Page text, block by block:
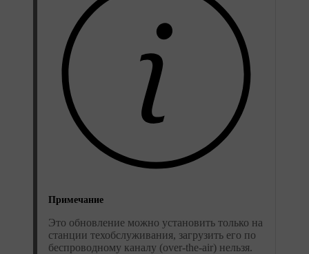
Примечание
Это обновление можно установить только на
станции техобслуживания, загрузить его по
беспроводному каналу (over-the-air) нельзя.